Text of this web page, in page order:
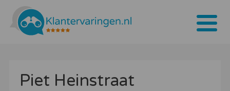
Tarieven
Piet Heinstraat